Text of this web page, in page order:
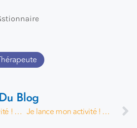
Blog
Je lance mon activité ! par Fabienne Antoine
Je lance mon activité ! par Valérie Roucoules